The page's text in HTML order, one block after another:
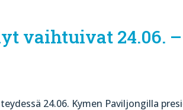
vaihtuivat 24.06.
24.06. Kymen Paviljongilla